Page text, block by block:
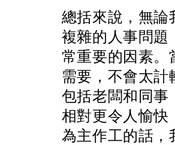
總括來說，無論
複雜的人事問題
常重要的因素。
需要，不會太計
包括老闆和同事
相對更令人愉快
為主作工的話，